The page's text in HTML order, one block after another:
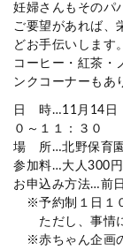
妊婦さんもそのパ
ご要望があれば、
どお手伝いします。
コーヒー・紅茶・
ンクコーナーもあ
日 時…11月14日
０～１１：３０
場 所…北野保育
参加料…大人300円
お申込み方法…前
※予約制１日１
ただし、事情に
※赤ちゃん企画